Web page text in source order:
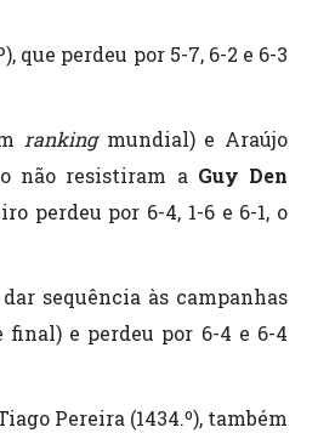
que perdeu por 5-7, 6-2 e 6-3
rankingmundial) e Araújo
não resistiram a Guy Den
perdeu por 6-4, 1-6 e 6-1, o
sequência às campanhas
final) e perdeu por 6-4 e 6-4
Pereira (1434.º), também